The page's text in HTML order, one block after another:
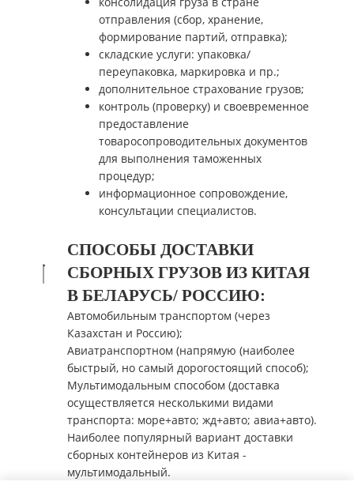
отправления (сбор, хранение,
формирование партий, отправка);
складские услуги: упаковка/
переупаковка, маркировка и пр.;
дополнительное страхование грузов;
контроль (проверку) и своевременное
предоставление
товаросопроводительных документов
для выполнения таможенных
процедур;
информационное сопровождение,
консультации специалистов.
СПОСОБЫ ДОСТАВКИ
СБОРНЫХ ГРУЗОВ ИЗ КИТАЯ
В БЕЛАРУСЬ/ РОССИЮ:
Автомобильным транспортом (через
Казахстан и Россию);
Авиатранспортном (напрямую (наиболее
быстрый, но самый дорогостоящий способ);
Мультимодальным способом (доставка
осуществляется несколькими видами
транспорта: море+авто; жд+авто; авиа+авто).
Наиболее популярный вариант доставки
сборных контейнеров из Китая -
мультимодальный.